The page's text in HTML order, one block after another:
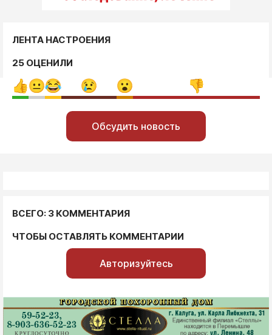
ЛЕНТА НАСТРОЕНИЯ
25 ОЦЕНИЛИ
Обсудить новость
ВСЕГО: 3 КОММЕНТАРИЯ
ЧТОБЫ ОСТАВЛЯТЬ КОММЕНТАРИИ
Авторизуйтесь